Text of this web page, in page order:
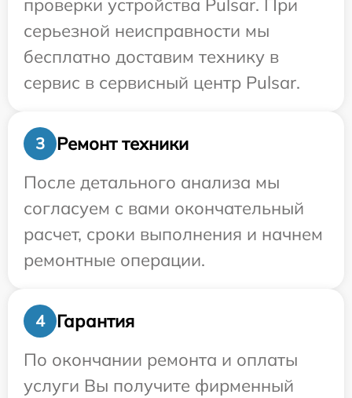
проверки устройства Pulsar. При
серьезной неисправности мы
бесплатно доставим технику в
сервис в сервисный центр Pulsar.
3
Ремонт техники
После детального анализа мы
согласуем с вами окончательный
расчет, сроки выполнения и начнем
ремонтные операции.
4
Гарантия
По окончании ремонта и оплаты
услуги Вы получите фирменный